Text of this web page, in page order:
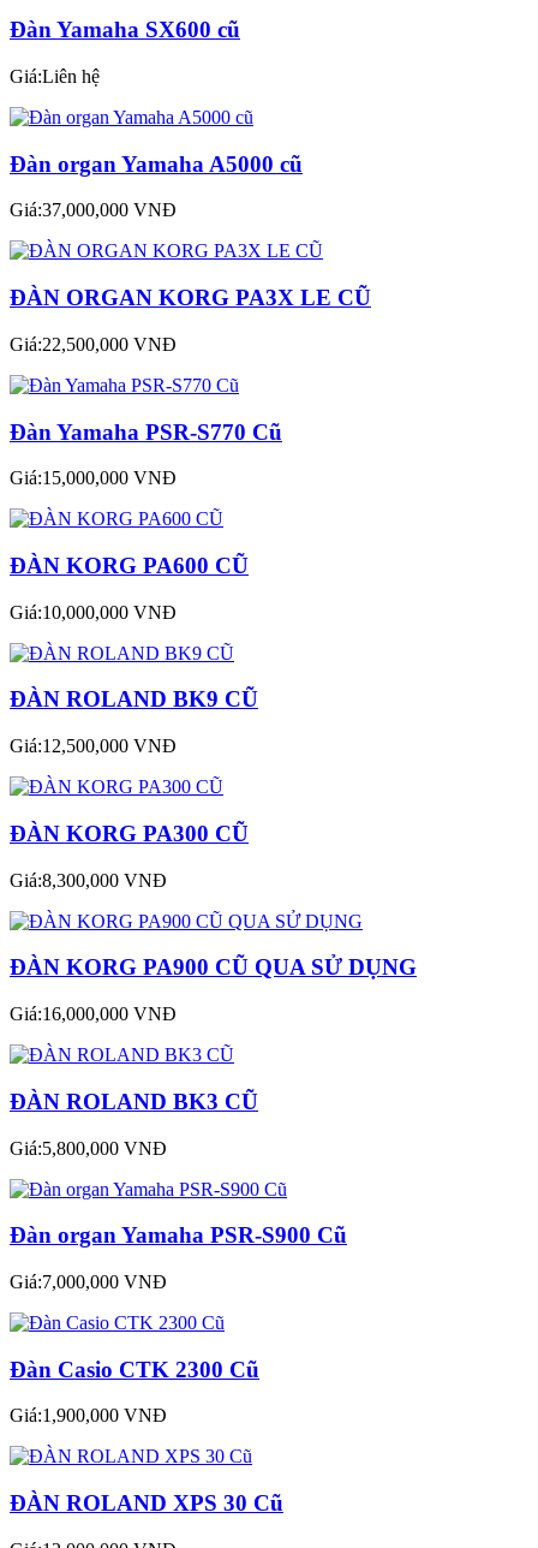
Đàn Yamaha SX600 cũ
Giá:Liên hệ
Đàn organ Yamaha A5000 cũ
Giá:37,000,000 VNĐ
ĐÀN ORGAN KORG PA3X LE CŨ
Giá:22,500,000 VNĐ
Đàn Yamaha PSR-S770 Cũ
Giá:15,000,000 VNĐ
ĐÀN KORG PA600 CŨ
Giá:10,000,000 VNĐ
ĐÀN ROLAND BK9 CŨ
Giá:12,500,000 VNĐ
ĐÀN KORG PA300 CŨ
Giá:8,300,000 VNĐ
ĐÀN KORG PA900 CŨ QUA SỬ DỤNG
Giá:16,000,000 VNĐ
ĐÀN ROLAND BK3 CŨ
Giá:5,800,000 VNĐ
Đàn organ Yamaha PSR-S900 Cũ
Giá:7,000,000 VNĐ
Đàn Casio CTK 2300 Cũ
Giá:1,900,000 VNĐ
ĐÀN ROLAND XPS 30 Cũ